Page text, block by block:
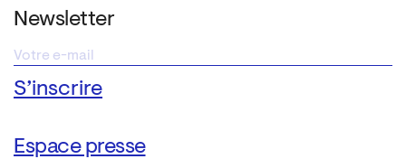
Newsletter
Espace presse